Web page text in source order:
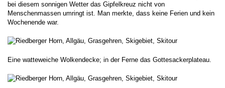
bei diesem sonnigen Wetter das Gipfelkreuz nicht von
Menschenmassen umringt ist. Man merkte, dass keine Ferien und kein
Wochenende war.
Eine watteweiche Wolkendecke; in der Ferne das Gottesackerplateau.